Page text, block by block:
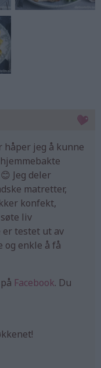
håper jeg å kunne
Jeg deler
matretter,
konfekt,
liv
testet ut av
og enkle å få
Facebook. Du